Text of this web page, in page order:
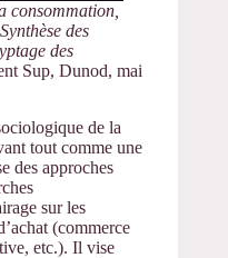
consommation,
des
des
Sup, Dunod, mai
de la
tout comme une
des approches
sur les
(commerce
etc.). Il vise